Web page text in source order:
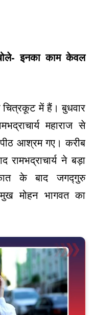
इनका काम केवल
चित्रकूट में हैं। बुधवार
महाराज से
आश्रम गए। करीब
ने बड़ा
के बाद जगद्गुरु
मोहन भागवत का